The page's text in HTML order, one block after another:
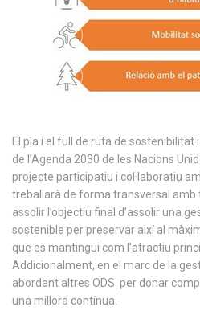
El pla i el full de ruta de sostenibilitat
de l’Agenda 2030 de les Nacions
projecte participatiu i col·laboratiu
treballarà de forma transversal amb
assolir l’objectiu final d’assolir una
sostenible per preservar així al
que es mantingui com l’atractiu
Addicionalment, en el marc de la
abordant altres ODS per donar
una millora contínua.